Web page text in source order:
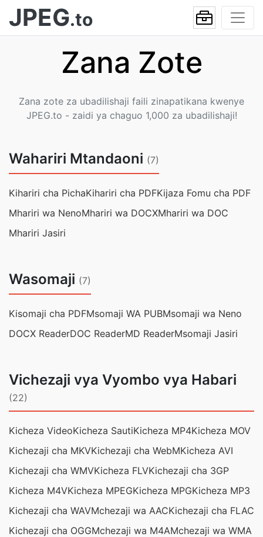
JPEG.to
Zana Zote
Zana zote za ubadilishaji faili zinapatikana kwenye
JPEG.to - zaidi ya chaguo 1,000 za ubadilishaji!
Wahariri Mtandaoni (7)
Kihariri cha PichaKihariri cha PDFKijaza Fomu cha PDF
Mhariri wa NenoMhariri wa DOCXMhariri wa DOC
Mhariri Jasiri
Wasomaji (7)
Kisomaji cha PDFMsomaji WA PUBMsomaji wa Neno
DOCX ReaderDOC ReaderMD ReaderMsomaji Jasiri
Vichezaji vya Vyombo vya Habari
(22)
Kicheza VideoKicheza SautiKicheza MP4Kicheza MOV
Kichezaji cha MKVKichezaji cha WebMKicheza AVI
Kichezaji cha WMVKicheza FLVKichezaji cha 3GP
Kicheza M4VKicheza MPEGKicheza MPGKicheza MP3
Kichezaji cha WAVMchezaji wa AACKichezaji cha FLAC
Kichezaji cha OGGMchezaji wa M4AMchezaji wa WMA